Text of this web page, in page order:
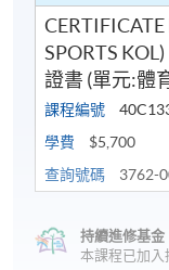
SPORTS KOL)
證書 (單元:體
課程編號
學費
$5,700
查詢號碼
3762-
持續進修基金
本課程已加入